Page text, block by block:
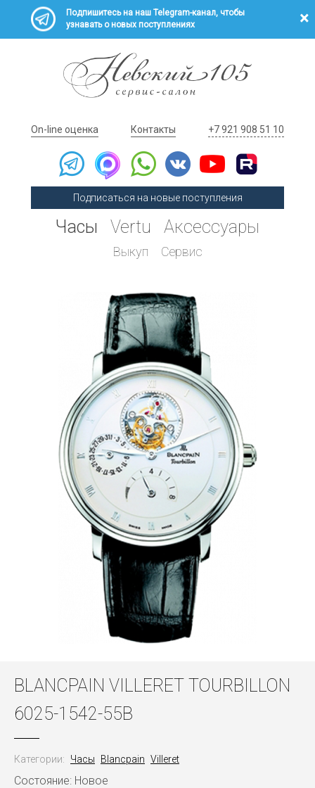
Подпишитесь на наш Telegram-канал, чтобы
узнавать о новых поступлениях
On-line оценка Контакты +7 921 908 51 10
Подписаться на новые поступления
Часы Vertu Аксессуары
Выкуп Сервис
BLANCPAIN VILLERET TOURBILLON
6025-1542-55B
Категории: Часы Blancpain Villeret
Состояние: Новое